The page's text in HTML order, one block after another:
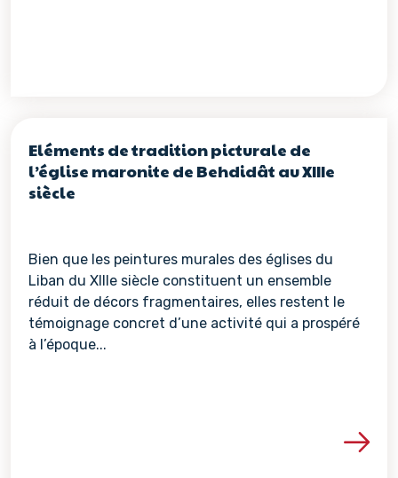
Eléments de tradition picturale de
l’église maronite de Behdidât au XIIIe
siècle
Bien que les peintures murales des églises du
Liban du XIIIe siècle constituent un ensemble
réduit de décors fragmentaires, elles restent le
témoignage concret d’une activité qui a prospéré
à l’époque...
Voir les détails de la